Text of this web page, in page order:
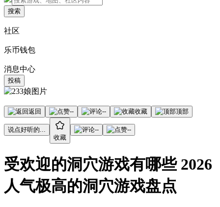
搜索
社区
乐币钱包
消息中心
投稿
返回 -- -- 收藏 顶部
说点好听的...
收藏
-- --
受欢迎的洞穴游戏有哪些 2026
人气极高的洞穴游戏盘点